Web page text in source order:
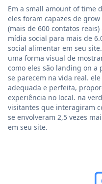
Em a small amount of time
eles foram capazes de
(mais de 600 contatos
mídia social para mais de
social alimentar em seu
uma forma visual de
como eles são landing on a
se parecem na vida real.
adequada e perfeita,
experiência no local. na
visitantes que interagiram
se envolveram 2,5 vezes
em seu site.